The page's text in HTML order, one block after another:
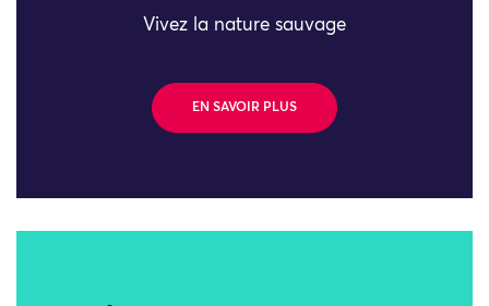
Vivez la nature sauvage
EN SAVOIR PLUS